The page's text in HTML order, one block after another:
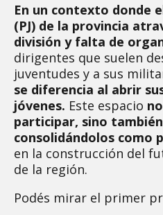
En un contexto donde
(PJ) de la provincia
división y falta de
dirigentes que suelen
juventudes y a sus
se diferencia al abrir
jóvenes. Este espacio
participar, sino
consolidándolos como
en la construcción del
de la región.
Podés mirar el primer